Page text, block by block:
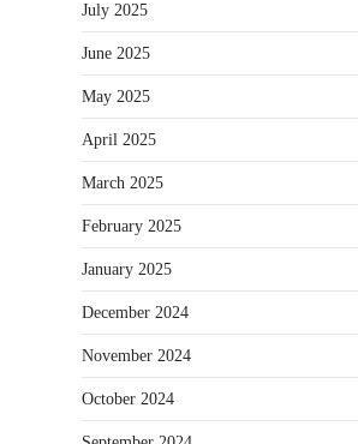
July 2025
June 2025
May 2025
April 2025
March 2025
February 2025
January 2025
December 2024
November 2024
October 2024